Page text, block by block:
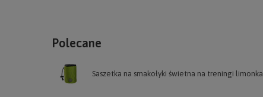
Polecane
Saszetka na smakołyki świetna na treningi limonka